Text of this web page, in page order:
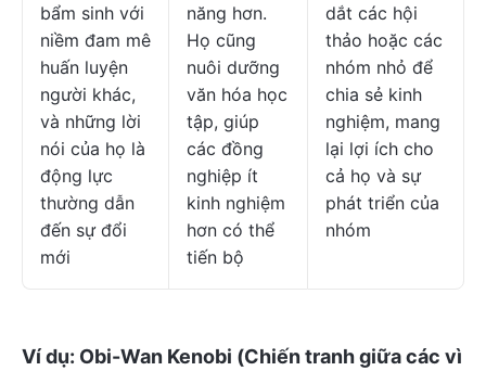
bẩm sinh với
niềm đam mê
huấn luyện
người khác,
và những lời
nói của họ là
động lực
thường dẫn
đến sự đổi
mới
năng hơn.
Họ cũng
nuôi dưỡng
văn hóa học
tập, giúp
các đồng
nghiệp ít
kinh nghiệm
hơn có thể
tiến bộ
dắt các hội
thảo hoặc các
nhóm nhỏ để
chia sẻ kinh
nghiệm, mang
lại lợi ích cho
cả họ và sự
phát triển của
nhóm
Ví dụ: Obi-Wan Kenobi (Chiến tranh giữa các vì